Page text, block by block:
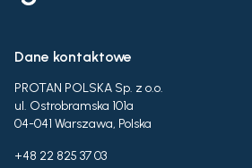
Dane kontaktowe
PROTAN POLSKA Sp. z o.o.
ul. Ostrobramska 101a
04-041 Warszawa, Polska
+48 22 825 37 03